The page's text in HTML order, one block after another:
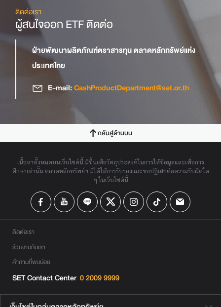
ติดต่อเรา
ผู้สนใจออก ETF ติดต่อ
ฝ่ายพัฒนาผลิตภัณฑ์ตราสารทุน ตลาดหลักทรัพย์แห่ง
ประเทศไทย
E-mail:CashProductDepartment@set.or.th
กลับสู่ด้านบน
เนื้อหาทั้งหมดบนเว็บไซต์นี้ มีขึ้นเพื่อวัตถุประสงค์ในการให้ข้อมูลและเพื่อการ
ศึกษาเท่านั้น ตลาดหลักทรัพย์ฯ มิได้ให้การรับรองและขอปฏิเสธต่อความรับผิดใด
ๆ ในเว็บไซต์นี้
ติดต่อเรา
ร่วมงานกับเรา
คำถามที่พบบ่อย
SET Contact Center 0 2009 9999